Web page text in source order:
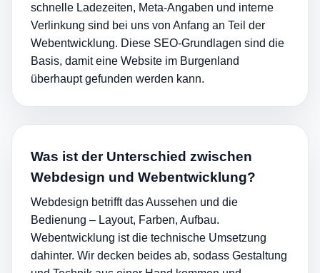
schnelle Ladezeiten, Meta-Angaben und interne
Verlinkung sind bei uns von Anfang an Teil der
Webentwicklung. Diese SEO-Grundlagen sind die
Basis, damit eine Website im Burgenland
überhaupt gefunden werden kann.
Was ist der Unterschied zwischen
Webdesign und Webentwicklung?
Webdesign betrifft das Aussehen und die
Bedienung – Layout, Farben, Aufbau.
Webentwicklung ist die technische Umsetzung
dahinter. Wir decken beides ab, sodass Gestaltung